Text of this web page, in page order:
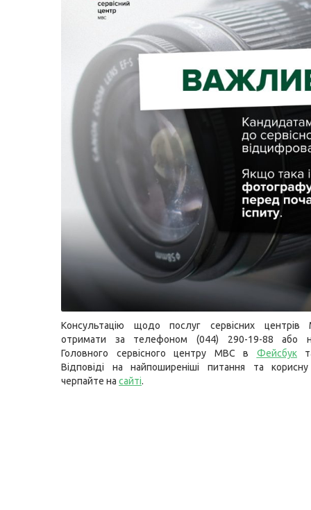
Консультацію щодо послуг сервісних
отримати за телефоном (044) 290-19-88 або
Головного сервісного центру МВС в Фейсбук
Відповіді на найпоширеніші питання та
черпайте на сайті.